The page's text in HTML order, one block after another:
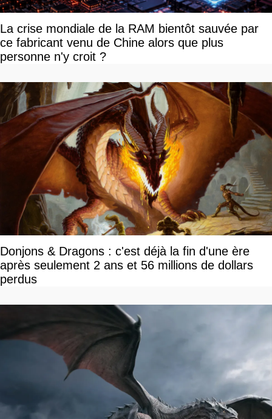
La crise mondiale de la RAM bientôt sauvée par
ce fabricant venu de Chine alors que plus
personne n'y croit ?
Donjons & Dragons : c'est déjà la fin d'une ère
après seulement 2 ans et 56 millions de dollars
perdus